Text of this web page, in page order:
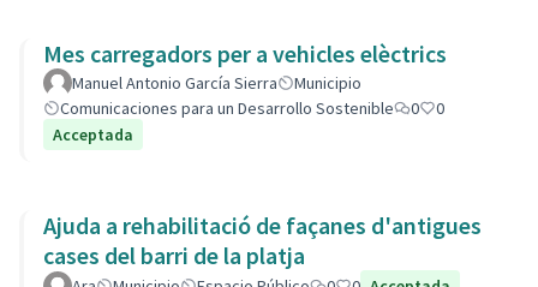
Mes carregadors per a vehicles elèctrics
Manuel Antonio García Sierra
Municipio
Comunicaciones para un Desarrollo Sostenible
0
0
Acceptada
Ajuda a rehabilitació de façanes d'antigues
cases del barri de la platja